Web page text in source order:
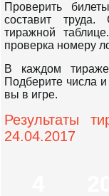
Проверить
составит
тиражной
проверка номеру
В каждом
Подберите числа
вы в игре.
Результаты
24.04.2017